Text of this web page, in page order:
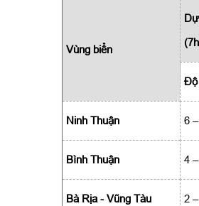
Vùng biển
Độ
Ninh Thuận 6
Bình Thuận 4
Bà Rịa - Vũng Tàu 2